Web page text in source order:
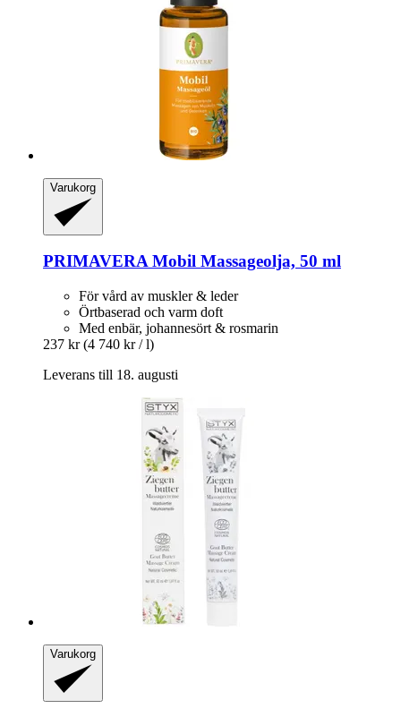
Varukorg
PRIMAVERAMobil Massageolja, 50 ml
För vård av muskler & leder
Örtbaserad och varm doft
Med enbär, johannesört & rosmarin
237 kr (4 740 kr / l)
Leverans till 18. augusti
Varukorg